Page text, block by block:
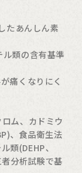
たあんしん素
類の含有基準
痛くなりにく
ム、カドミウ
、食品衛生法
類(DEHP、
分析試験で基